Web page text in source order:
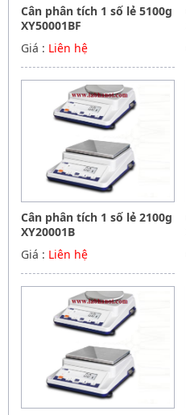
Cân phân tích 1 số lẻ 5100g
XY50001BF
Giá : Liên hệ
Cân phân tích 1 số lẻ 2100g
XY20001B
Giá : Liên hệ